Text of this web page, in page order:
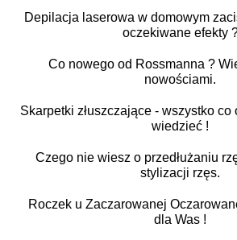
Depilacja laserowa w domowym
oczekiwane efekty
Co nowego od Rossmanna ?
nowościami.
Skarpetki złuszczające - wszystko
wiedzieć !
Czego nie wiesz o przedłużaniu
stylizacji rzęs.
Roczek u Zaczarowanej
dla Was !